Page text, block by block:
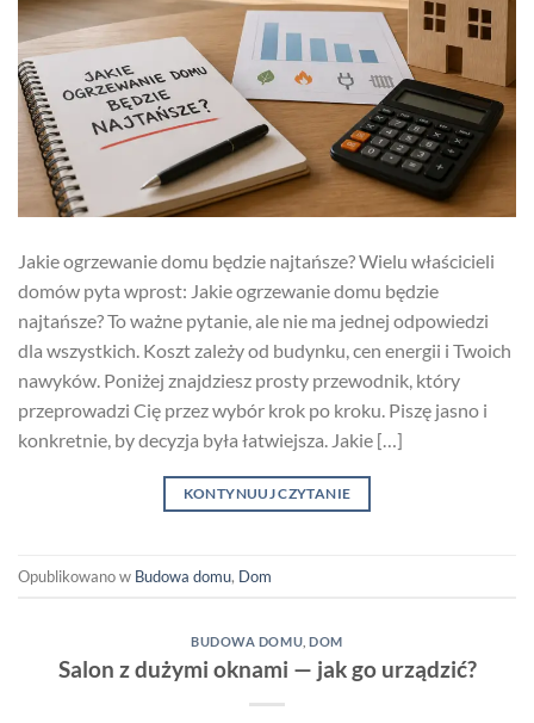
Jakie ogrzewanie domu będzie najtańsze? Wielu właścicieli
domów pyta wprost: Jakie ogrzewanie domu będzie
najtańsze? To ważne pytanie, ale nie ma jednej odpowiedzi
dla wszystkich. Koszt zależy od budynku, cen energii i Twoich
nawyków. Poniżej znajdziesz prosty przewodnik, który
przeprowadzi Cię przez wybór krok po kroku. Piszę jasno i
konkretnie, by decyzja była łatwiejsza. Jakie […]
KONTYNUUJ CZYTANIE
Opublikowano w Budowa domu, Dom
BUDOWA DOMU ,DOM
Salon z dużymi oknami — jak go urządzić?